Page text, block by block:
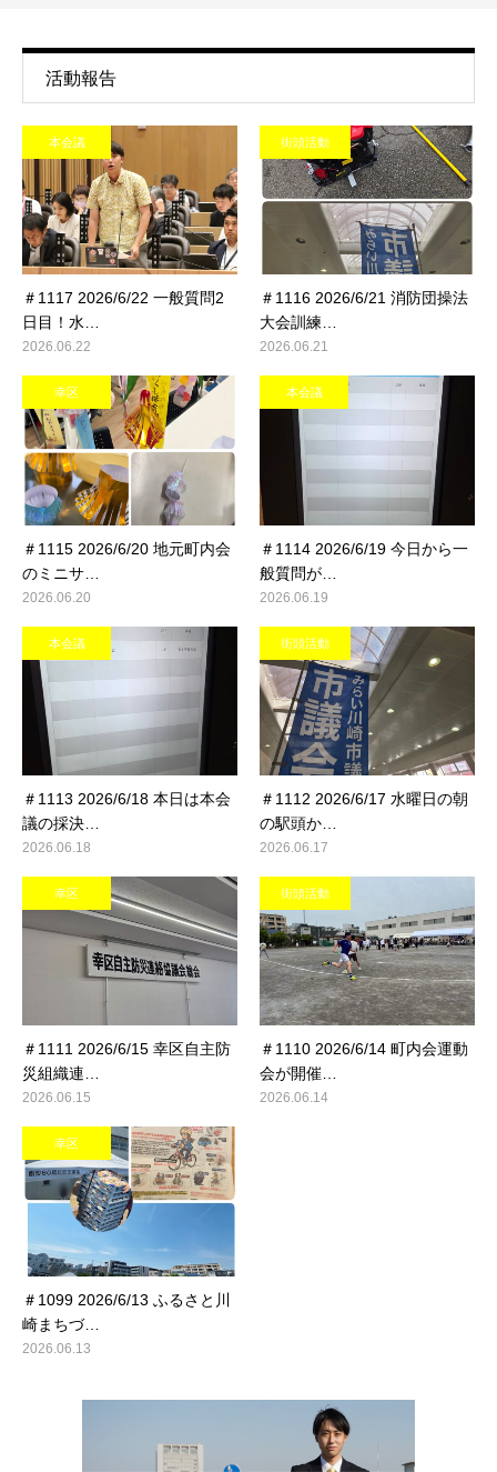
活動報告
本会議
＃1117 2026/6/22 一般質問2
日目！水…
2026.06.22
街頭活動
＃1116 2026/6/21 消防団操法
大会訓練…
2026.06.21
幸区
＃1115 2026/6/20 地元町内会
のミニサ…
2026.06.20
本会議
＃1114 2026/6/19 今日から一
般質問が…
2026.06.19
本会議
＃1113 2026/6/18 本日は本会
議の採決…
2026.06.18
街頭活動
＃1112 2026/6/17 水曜日の朝
の駅頭か…
2026.06.17
幸区
＃1111 2026/6/15 幸区自主防
災組織連…
2026.06.15
街頭活動
＃1110 2026/6/14 町内会運動
会が開催…
2026.06.14
幸区
＃1099 2026/6/13 ふるさと川
崎まちづ…
2026.06.13